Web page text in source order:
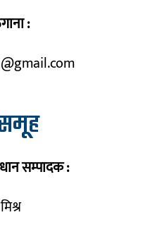
:
समूह
सम्पादक :